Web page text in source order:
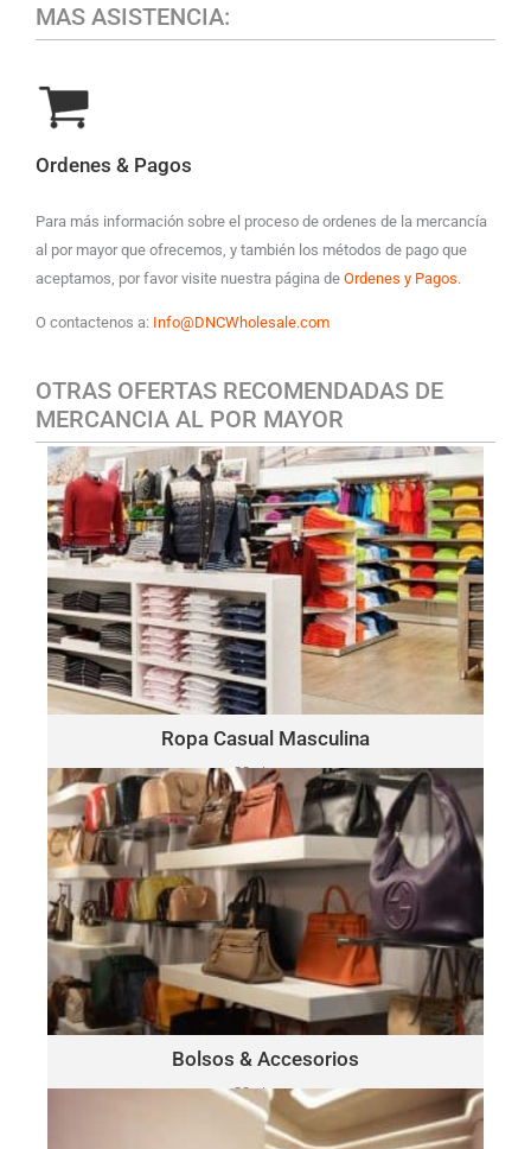
MAS ASISTENCIA:
Ordenes & Pagos
Para más información sobre el proceso de ordenes de la mercancía
al por mayor que ofrecemos, y también los métodos de pago que
aceptamos, por favor visite nuestra página de Ordenes y Pagos.
O contactenos a: Info@DNCWholesale.com
OTRAS OFERTAS RECOMENDADAS DE
MERCANCIA AL POR MAYOR
Ropa Casual Masculina
30 piezas
solo $15.00 por pieza
ROPA CASUAL MASCULINA
Este lote puede incluir una variedad de marcas, como:
​Polo
Ralph Lauren, Tommy Hilfiger, Lacoste, Michael Kors, Vince
Camuto, Tommy Bahama, Calvin Klein, Nautica y más.
Haga Click Aquí
Bolsos & Accesorios
30 piezas
solo $52.00 por pieza
BOLSOS & ACCESORIOS
Este lote puede incluir una variedad de marcas, como:
Michael Kors, Coach, Ralph Lauren, Vince Camuto, Tommy
Hilfiger, Calvin Klein, DKNY, Marc Jacobs, Kate Spade, Tory
Burch, Guess y más.
Haga Click Aquí